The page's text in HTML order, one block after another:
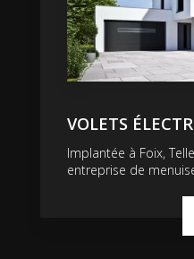
VOLETS
Implantée à Foix,
entreprise de